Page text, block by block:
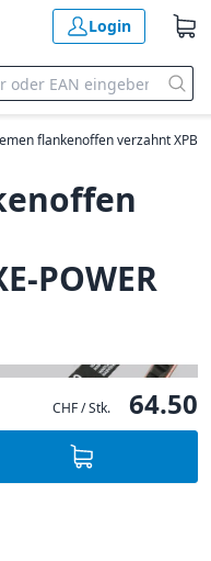
Login
flankenoffen verzahnt XPB
POWER
CHF / Stk. 64.50